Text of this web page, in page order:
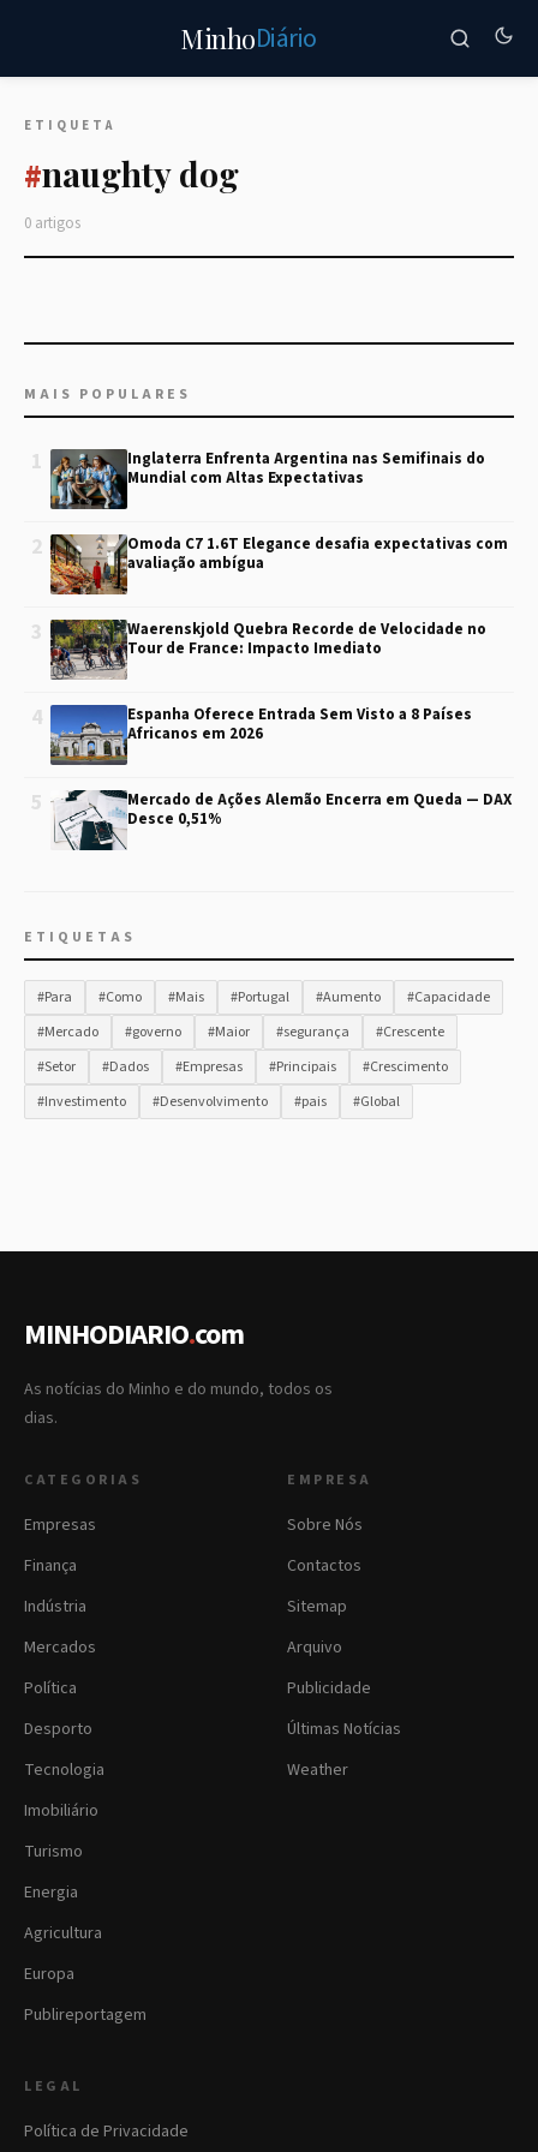
MinhoDiário
ETIQUETA
#naughty dog
0 artigos
MAIS POPULARES
1
Inglaterra Enfrenta Argentina nas Semifinais do
Mundial com Altas Expectativas
2
Omoda C7 1.6T Elegance desafia expectativas com
avaliação ambígua
3
Waerenskjold Quebra Recorde de Velocidade no
Tour de France: Impacto Imediato
4
Espanha Oferece Entrada Sem Visto a 8 Países
Africanos em 2026
5
Mercado de Ações Alemão Encerra em Queda — DAX
Desce 0,51%
ETIQUETAS
#Para #Como #Mais #Portugal #Aumento
#Capacidade
#Mercado
#governo #Maior #segurança
#Crescente
#Setor
#Dados #Empresas #Principais
#Crescimento
#Investimento
#Desenvolvimento #pais #Global
MINHODIARIO.com
As notícias do Minho e do mundo, todos os
dias.
CATEGORIAS
Empresas
Finança
Indústria
Mercados
Política
Desporto
Tecnologia
Imobiliário
Turismo
Energia
Agricultura
Europa
Publireportagem
EMPRESA
Sobre Nós
Contactos
Sitemap
Arquivo
Publicidade
Últimas Notícias
Weather
LEGAL
Política de Privacidade